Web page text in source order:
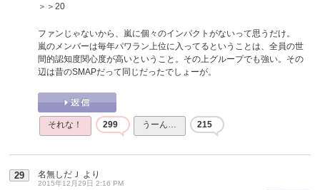
＞＞20
ファンじゃないから、嵐に個々のインパクトがないって思うだけ。
嵐のメンバーは毎年パワラン上位に入ってるということは、全員の世
間的認知度関心度が高いということ。その上グループでも強い。その
辺は昔のSMAPだって同じだったでしょーが。
それな！ 299 うーん… 215
29 名無しだＪ より
2015年12月29日 2:16 PM